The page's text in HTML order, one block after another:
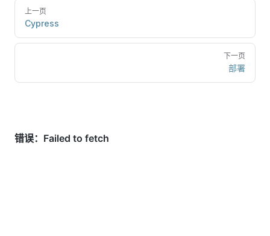
上一页
Cypress
下一页
部署